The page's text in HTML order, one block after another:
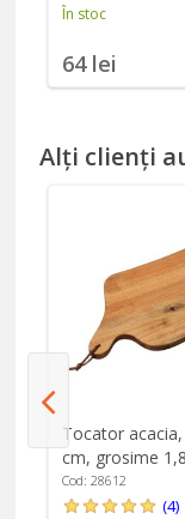
În stoc
64 lei
Alți clienți
Tocator
cm, grosime
Kesper
Cod: 28612
(4)